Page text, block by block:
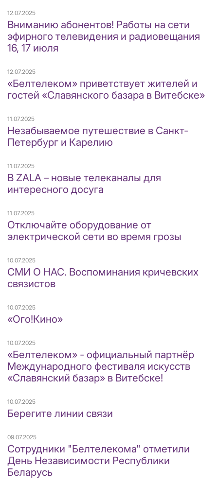
12.07.2025
Вниманию абонентов! Работы на сети
эфирного телевидения и радиовещания
16, 17 июля
12.07.2025
«Белтелеком» приветствует жителей и
гостей «Славянского базара в Витебске»
11.07.2025
Незабываемое путешествие в Санкт-
Петербург и Карелию
11.07.2025
В ZALA – новые телеканалы для
интересного досуга
11.07.2025
Отключайте оборудование от
электрической сети во время грозы
10.07.2025
СМИ О НАС. Воспоминания кричевских
связистов
10.07.2025
«Ого!Кино»
10.07.2025
«Белтелеком» - официальный партнёр
Международного фестиваля искусств
«Славянский базар» в Витебске!
10.07.2025
Берегите линии связи
09.07.2025
Сотрудники "Белтелекома" отметили
День Независимости Республики
Беларусь